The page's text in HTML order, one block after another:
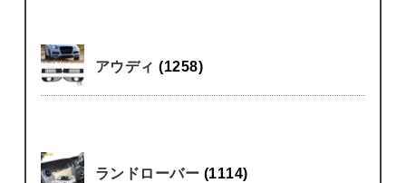
アウディ(1258)
ランドローバー (1114)